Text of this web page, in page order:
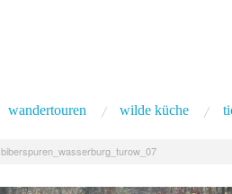
wandertouren wilde küche
biberspuren_wasserburg_turow_07